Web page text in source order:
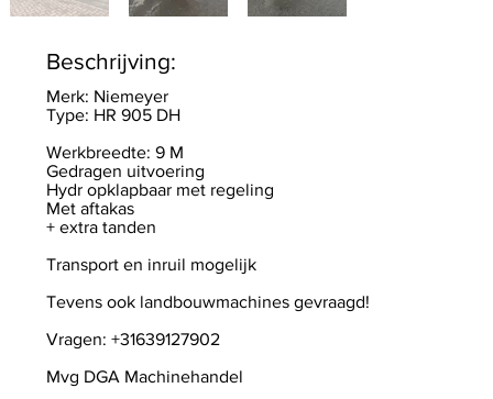
Beschrijving:
Merk: Niemeyer
Type: HR 905 DH
Werkbreedte: 9 M
Gedragen uitvoering
Hydr opklapbaar met regeling
Met aftakas
+ extra tanden
Transport en inruil mogelijk
Tevens ook landbouwmachines gevraagd!
Vragen: +31639127902
Mvg DGA Machinehandel